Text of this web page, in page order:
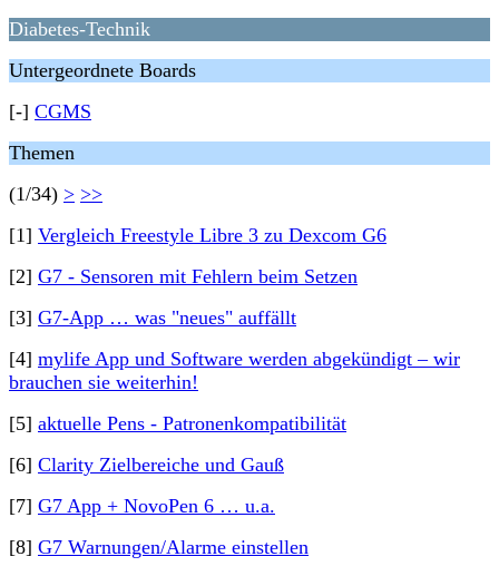
Diabetes-Technik
Untergeordnete Boards
[-] CGMS
Themen
(1/34) > >>
[1] Vergleich Freestyle Libre 3 zu Dexcom G6
[2] G7 - Sensoren mit Fehlern beim Setzen
[3] G7-App … was "neues" auffällt
[4] mylife App und Software werden abgekündigt – wir
brauchen sie weiterhin!
[5] aktuelle Pens - Patronenkompatibilität
[6] Clarity Zielbereiche und Gauß
[7] G7 App + NovoPen 6 … u.a.
[8] G7 Warnungen/Alarme einstellen